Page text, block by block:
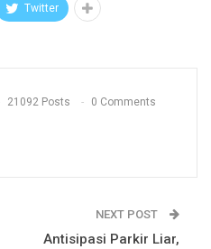
Twitter
21092 Posts 0 Comments
NEXT POST
Antisipasi Parkir Liar,